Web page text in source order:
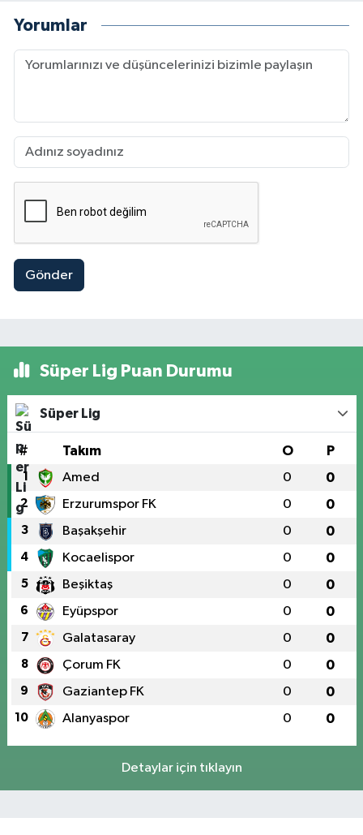
Yorumlar
Gönder
Süper Lig Puan Durumu
Süper Lig
# Takım O P
1 Amed 0 0
2 Erzurumspor FK 0 0
3 Başakşehir 0 0
4 Kocaelispor 0 0
5 Beşiktaş 0 0
6 Eyüpspor 0 0
7 Galatasaray 0 0
8 Çorum FK 0 0
9 Gaziantep FK 0 0
10 Alanyaspor 0 0
Detaylar için tıklayın